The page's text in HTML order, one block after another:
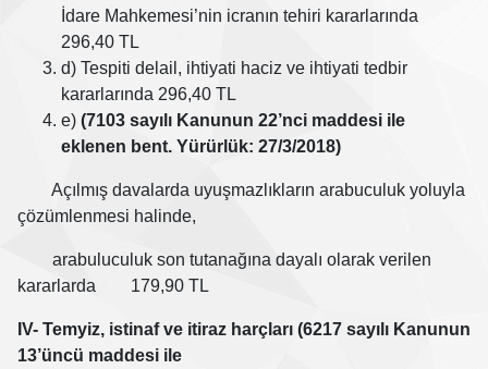
İdare Mahkemesi’nin icranın tehiri kararlarında
296,40 TL
d) Tespiti delail, ihtiyati haciz ve ihtiyati tedbir
kararlarında 296,40 TL
e) (7103 sayılı Kanunun 22’nci maddesi ile
eklenen bent. Yürürlük: 27/3/2018)
Açılmış davalarda uyuşmazlıkların arabuculuk yoluyla
çözümlenmesi halinde,
arabuluculuk son tutanağına dayalı olarak verilen
kararlarda 179,90 TL
IV- Temyiz, istinaf ve itiraz harçları (6217 sayılı Kanunun
13’üncü maddesi ile